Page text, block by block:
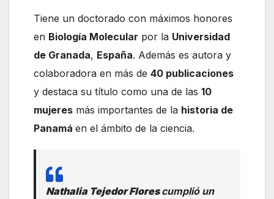
Tiene un doctorado con máximos honores
en Biología Molecular por la Universidad
de Granada, España. Además es autora y
colaboradora en más de 40 publicaciones
y destaca su título como una de las 10
mujeres más importantes de la historia de
Panamá en el ámbito de la ciencia.
Nathalia Tejedor Florescumplió un